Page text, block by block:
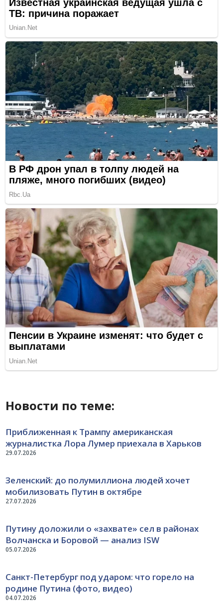
Новости по теме:
29.07.2026
Приближенная к Трампу американская
журналистка Лора Лумер приехала в Харьков
27.07.2026
Зеленский: до полумиллиона людей хочет
мобилизовать Путин в октябре
05.07.2026
Путину доложили о «захвате» сел в районах
Волчанска и Боровой — анализ ISW
04.07.2026
Санкт-Петербург под ударом: что горело на
родине Путина (фото, видео)